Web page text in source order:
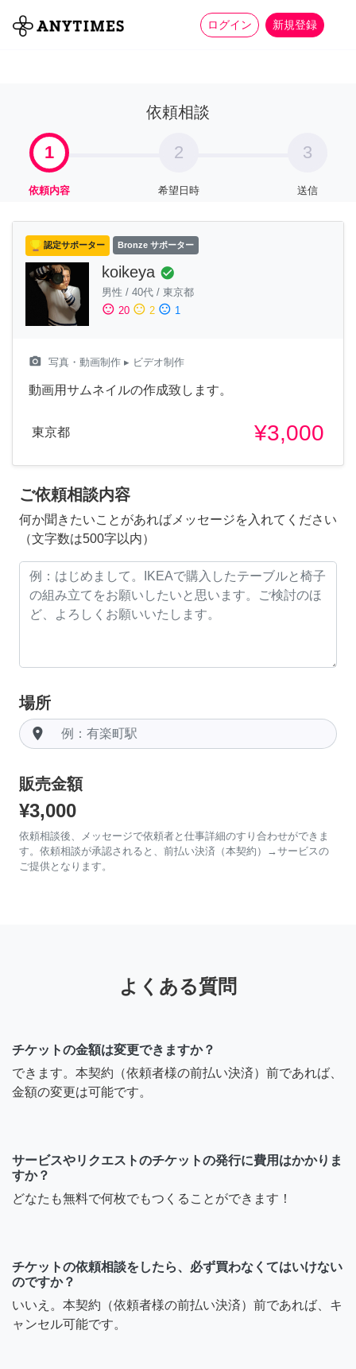
ログイン 新規登録
全て 家事 more_horiz
依頼相談
1
依頼内容
2
希望日時
3
送信
認定サポーター Bronze サポーター
koikeya check_circle
男性 / 40代 / 東京都
sentiment_satisfied 20 sentiment_neutral 2 sentiment_dissatisfied 1
camera_alt 写真・動画制作 ▸ ビデオ制作
動画用サムネイルの作成致します。
東京都 ¥3,000
ご依頼相談内容
何か聞きたいことがあればメッセージを入れてください
（文字数は500字以内）
場所
room
販売金額
¥3,000
依頼相談後、メッセージで依頼者と仕事詳細のすり合わせができま
す。依頼相談が承認されると、前払い決済（本契約）→サービスの
ご提供となります。
よくある質問
チケットの金額は変更できますか？
できます。本契約（依頼者様の前払い決済）前であれば、
金額の変更は可能です。
サービスやリクエストのチケットの発行に費用はかかりま
すか？
どなたも無料で何枚でもつくることができます！
チケットの依頼相談をしたら、必ず買わなくてはいけない
のですか？
いいえ。本契約（依頼者様の前払い決済）前であれば、キ
ャンセル可能です。